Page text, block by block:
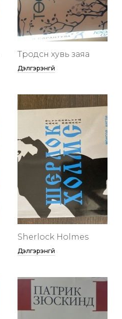
Төөрөодсөн хувь заяа
Дэлгэрэнгүй
Sherlock Holmes
Дэлгэрэнгүй